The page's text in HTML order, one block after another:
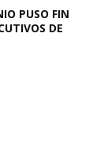
PUSO FIN
DE